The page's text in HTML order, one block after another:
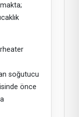
soğutucu
önce